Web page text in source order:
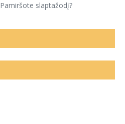
Pamiršote slaptažodį?